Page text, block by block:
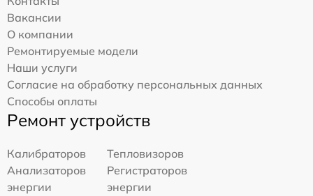
Вакансии
О компании
Ремонтируемые модели
Наши услуги
Согласие на обработку персональных данных
Способы оплаты
Ремонт устройств
Калибраторов
Тепловизоров
Анализаторов
энергии
Регистраторов
энергии